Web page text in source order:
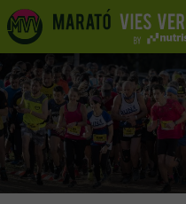
Skip
to
navigation
Skip
to
content